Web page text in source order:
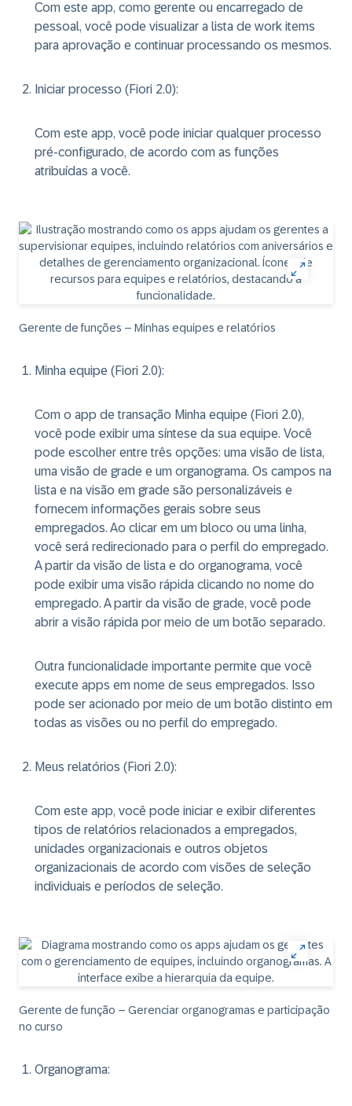
Com este app, como gerente ou encarregado de
pessoal, você pode visualizar a lista de work items
para aprovação e continuar processando os mesmos.
Iniciar processo (Fiori 2.0):
Com este app, você pode iniciar qualquer processo
pré-configurado, de acordo com as funções
atribuídas a você.
Gerente de funções – Minhas equipes e relatórios
Minha equipe (Fiori 2.0):
Com o app de transação Minha equipe (Fiori 2.0),
você pode exibir uma síntese da sua equipe. Você
pode escolher entre três opções: uma visão de lista,
uma visão de grade e um organograma. Os campos na
lista e na visão em grade são personalizáveis e
fornecem informações gerais sobre seus
empregados. Ao clicar em um bloco ou uma linha,
você será redirecionado para o perfil do empregado.
A partir da visão de lista e do organograma, você
pode exibir uma visão rápida clicando no nome do
empregado. A partir da visão de grade, você pode
abrir a visão rápida por meio de um botão separado.
Outra funcionalidade importante permite que você
execute apps em nome de seus empregados. Isso
pode ser acionado por meio de um botão distinto em
todas as visões ou no perfil do empregado.
Meus relatórios (Fiori 2.0):
Com este app, você pode iniciar e exibir diferentes
tipos de relatórios relacionados a empregados,
unidades organizacionais e outros objetos
organizacionais de acordo com visões de seleção
individuais e períodos de seleção.
Gerente de função – Gerenciar organogramas e participação
no curso
Organograma: